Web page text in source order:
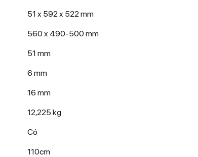
51 x 592 x 522 mm
560 x 490-500 mm
51 mm
6 mm
16 mm
12,225 kg
Có
110cm